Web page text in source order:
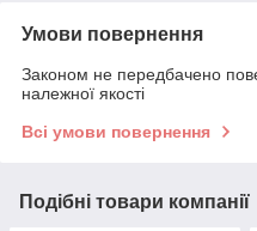
Умови повернення
Законом не передбачено
належної якості
Всі умови повернення
Подібні товари компанії